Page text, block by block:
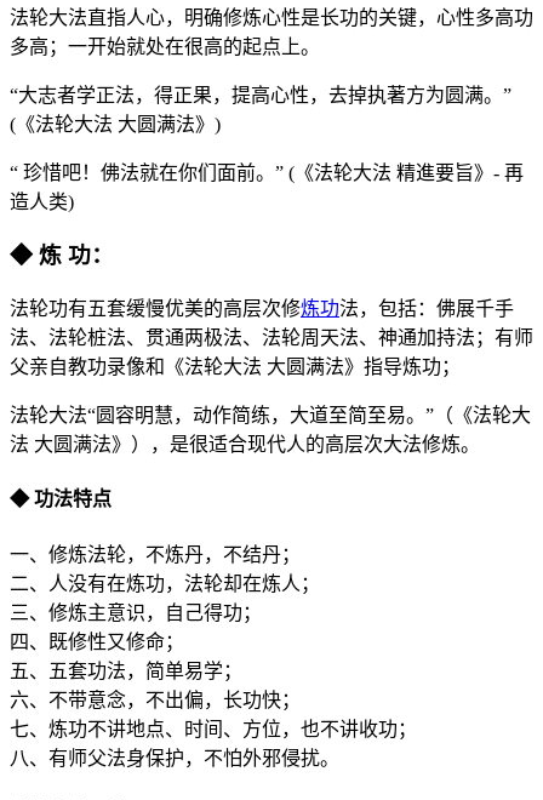
法轮大法直指人心，明确修炼心性是长功的关键，心性多高功
多高；一开始就处在很高的起点上。
“大志者学正法，得正果，提高心性，去掉执著方为圆满。”
(《法轮大法 大圆满法》)
“ 珍惜吧！佛法就在你们面前。” (《法轮大法 精進要旨》- 再
造人类)
◆ 炼 功：
法轮功有五套缓慢优美的高层次修炼功法，包括：佛展千手
法、法轮桩法、贯通两极法、法轮周天法、神通加持法；有师
父亲自教功录像和《法轮大法 大圆满法》指导炼功；
法轮大法“圆容明慧，动作简练，大道至简至易。”（《法轮大
法 大圆满法》），是很适合现代人的高层次大法修炼。
◆ 功法特点
一、修炼法轮，不炼丹，不结丹；
二、人没有在炼功，法轮却在炼人；
三、修炼主意识，自己得功；
四、既修性又修命；
五、五套功法，简单易学；
六、不带意念，不出偏，长功快；
七、炼功不讲地点、时间、方位，也不讲收功；
八、有师父法身保护，不怕外邪侵扰。